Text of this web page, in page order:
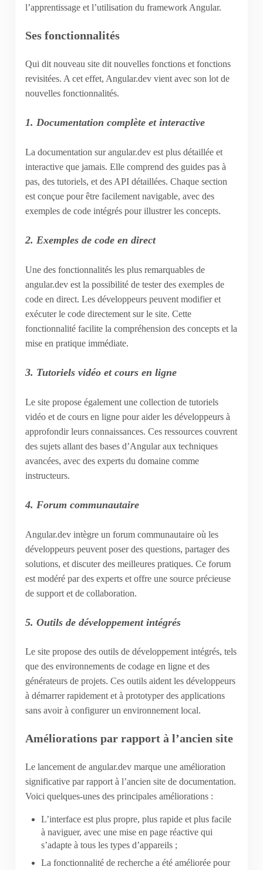
l’apprentissage et l’utilisation du framework Angular.
Ses fonctionnalités
Qui dit nouveau site dit nouvelles fonctions et fonctions
revisitées. A cet effet, Angular.dev vient avec son lot de
nouvelles fonctionnalités.
1. Documentation complète et interactive
La documentation sur angular.dev est plus détaillée et
interactive que jamais. Elle comprend des guides pas à
pas, des tutoriels, et des API détaillées. Chaque section
est conçue pour être facilement navigable, avec des
exemples de code intégrés pour illustrer les concepts.
2. Exemples de code en direct
Une des fonctionnalités les plus remarquables de
angular.dev est la possibilité de tester des exemples de
code en direct. Les développeurs peuvent modifier et
exécuter le code directement sur le site. Cette
fonctionnalité facilite la compréhension des concepts et la
mise en pratique immédiate.
3. Tutoriels vidéo et cours en ligne
Le site propose également une collection de tutoriels
vidéo et de cours en ligne pour aider les développeurs à
approfondir leurs connaissances. Ces ressources couvrent
des sujets allant des bases d’Angular aux techniques
avancées, avec des experts du domaine comme
instructeurs.
4. Forum communautaire
Angular.dev intègre un forum communautaire où les
développeurs peuvent poser des questions, partager des
solutions, et discuter des meilleures pratiques. Ce forum
est modéré par des experts et offre une source précieuse
de support et de collaboration.
5. Outils de développement intégrés
Le site propose des outils de développement intégrés, tels
que des environnements de codage en ligne et des
générateurs de projets. Ces outils aident les développeurs
à démarrer rapidement et à prototyper des applications
sans avoir à configurer un environnement local.
Améliorations par rapport à l’ancien site
Le lancement de angular.dev marque une amélioration
significative par rapport à l’ancien site de documentation.
Voici quelques-unes des principales améliorations :
L’interface est plus propre, plus rapide et plus facile
à naviguer, avec une mise en page réactive qui
s’adapte à tous les types d’appareils ;
La fonctionnalité de recherche a été améliorée pour